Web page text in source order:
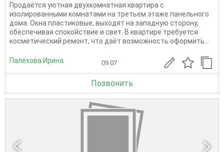
Продаётся уютная двухкомнатная квартира с
изолированными комнатами на третьем этаже панельного
дома. Окна пластиковые, выходят на западную сторону,
обеспечивая спокойствие и свет. В квартире требуется
косметический ремонт, что даёт возможность оформить...
Палехова Ирина 09.07
Позвонить